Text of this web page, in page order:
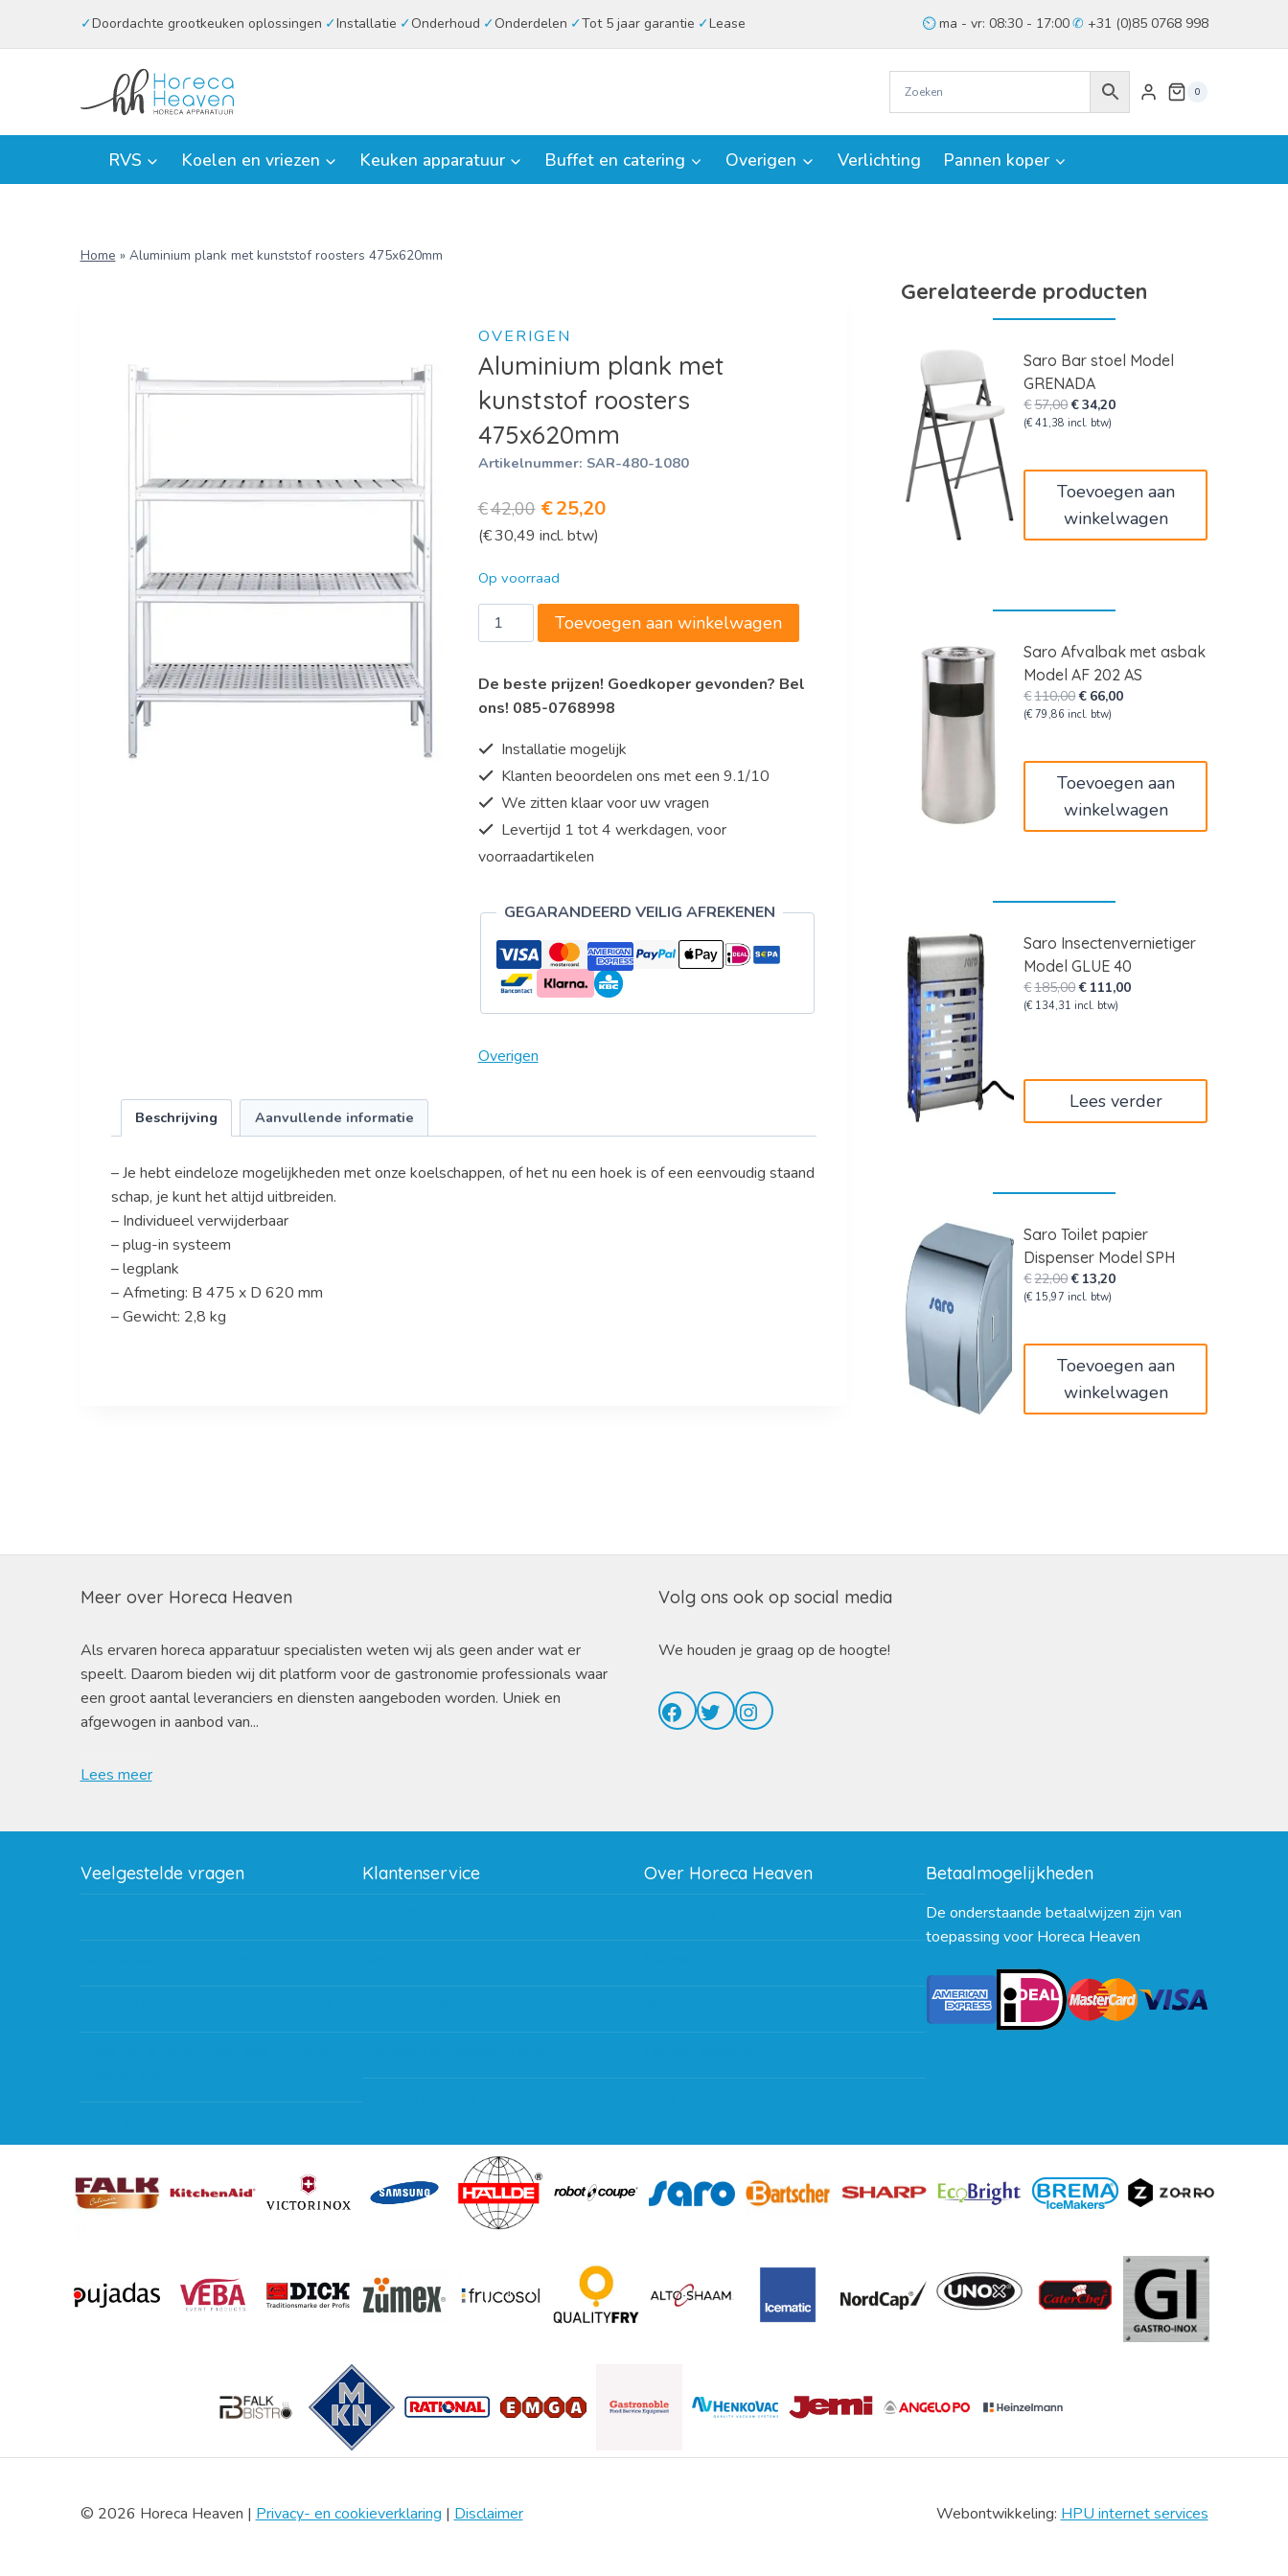
Doordachte grootkeuken oplossingen Installatie Onderhoud Onderdelen Tot 5 jaar garantie Lease ma - vr: 08:30 - 17:00 +31 (0)85 0768 998
0
RVS Koelen en vriezen Keuken apparatuur Buffet en catering Overigen Verlichting Pannen koper
Home » Aluminium plank met kunststof roosters 475x620mm
OVERIGEN
Aluminium plank met
kunststof roosters
475x620mm
Artikelnummer: SAR-480-1080
€42,00 Oorspronkelijke
prijs
was:
€42,00.
€25,20Huidige
€25,20.
(€30,49 incl. btw)
Op voorraad
Aluminium
plank
kunststof
roosters
aantal
Toevoegen aan winkelwagen
De beste prijzen! Goedkoper gevonden? Bel
ons! 085-0768998
Installatie mogelijk
Klanten beoordelen ons met een 9.1/10
We zitten klaar voor uw vragen
Levertijd 1 tot 4 werkdagen, voor
voorraadartikelen
GEGARANDEERD VEILIG AFREKENEN
Overigen
Beschrijving Aanvullende informatie
– Je hebt eindeloze mogelijkheden met onze koelschappen, of het nu een hoek is of een eenvoudig staand
schap, je kunt het altijd uitbreiden.
– Individueel verwijderbaar
– plug-in systeem
– legplank
– Afmeting: B 475 x D 620 mm
– Gewicht: 2,8 kg
Gerelateerde producten
Saro Bar stoel Model
GRENADA
€57,00Oorspronkelijke
prijs
€34,20Huidige
(€ 41,38 incl. btw)
Toevoegen aan
winkelwagen
Saro Afvalbak met asbak
Model AF 202 AS
€110,00Oorspronkelijke
prijs
€ 66,00Huidige
(€ 79,86 incl. btw)
Toevoegen aan
winkelwagen
Saro Insectenvernietiger
Model GLUE 40
€185,00Oorspronkelijke
prijs
€ 111,00Huidige
(€ 134,31 incl. btw)
Lees verder
Saro Toilet papier
Dispenser Model SPH
€22,00Oorspronkelijke
prijs
€ 13,20Huidige
(€ 15,97 incl. btw)
Toevoegen aan
winkelwagen
Meer over Horeca Heaven
Als ervaren horeca apparatuur specialisten weten wij als geen ander wat er
speelt. Daarom bieden wij dit platform voor de gastronomie professionals waar
een groot aantal leveranciers en diensten aangeboden worden. Uniek en
afgewogen in aanbod van...
Lees meer
Volg ons ook op social media
We houden je graag op de hoogte!
Facebook
TwitterInstagram
Veelgestelde vragen Klantenservice
Subsidie regeling EIA 2020
Over Horeca Heaven Betaalmogelijkheden
De onderstaande betaalwijzen zijn van
toepassing voor Horeca Heaven
© 2026 Horeca Heaven | Privacy- en cookieverklaring | Disclaimer Webontwikkeling: HPU internet services